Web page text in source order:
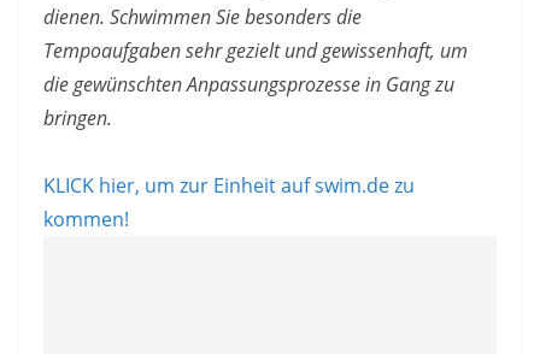
dienen. Schwimmen Sie besonders die
Tempoaufgaben sehr gezielt und gewissenhaft, um
die gewünschten Anpassungsprozesse in Gang zu
bringen.
KLICK hier, um zur Einheit auf swim.de zu
kommen!